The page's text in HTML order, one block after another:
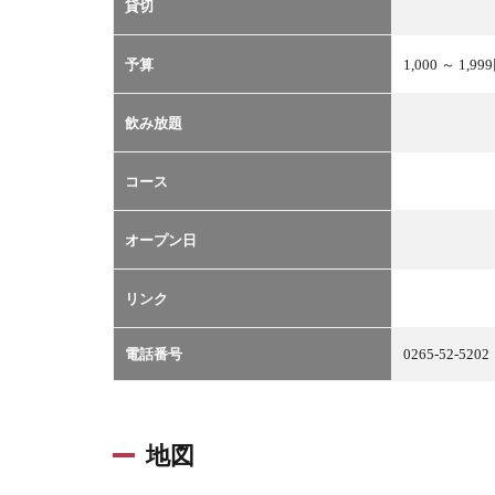
貸切
予算 1,000 ～ 1,
飲み放題
コース
オープン日
リンク
電話番号 0265-52-5202
地図